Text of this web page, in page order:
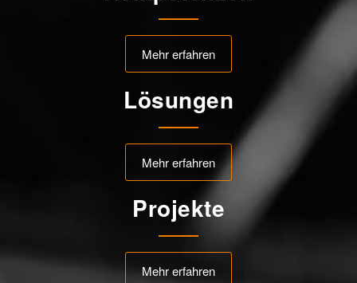
Mehr erfahren
Lösungen
Mehr erfahren
Projekte
Mehr erfahren